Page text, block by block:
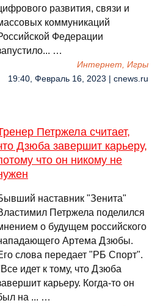
развития, связи и
коммуникаций
Федерации
…
Интернет, Игры
19:40, Февраль 16, 2023 | cnews.ru
Петржела считает,
Дзюба завершит карьеру,
что он никому не
наставник "Зенита"
Петржела поделился
о будущем российского
Артема Дзюбы.
слова передает "РБ Спорт".
идет к тому, что Дзюба
карьеру. Когда-то он
на ... …